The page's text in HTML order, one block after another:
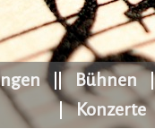
Navigation
Bühnen
Konzerte